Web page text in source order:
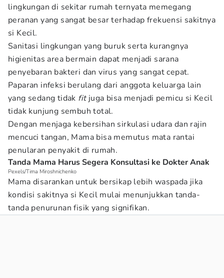
lingkungan di sekitar rumah ternyata memegang
peranan yang sangat besar terhadap frekuensi sakitnya
si Kecil.
Sanitasi lingkungan yang buruk serta kurangnya
higienitas area bermain dapat menjadi sarana
penyebaran bakteri dan virus yang sangat cepat.
Paparan infeksi berulang dari anggota keluarga lain
yang sedang tidak fitjuga bisa menjadi pemicu si Kecil
tidak kunjung sembuh total.
Dengan menjaga kebersihan sirkulasi udara dan rajin
mencuci tangan, Mama bisa memutus mata rantai
penularan penyakit di rumah.
Tanda Mama Harus Segera Konsultasi ke Dokter Anak
Pexels/Tima Miroshnichenko
Mama disarankan untuk bersikap lebih waspada jika
kondisi sakitnya si Kecil mulai menunjukkan tanda-
tanda penurunan fisik yang signifikan.